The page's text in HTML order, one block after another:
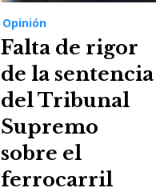
Opinión
Falta de rigor
de la sentencia
del Tribunal
Supremo
sobre el
ferrocarril